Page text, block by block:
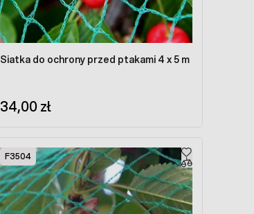
Siatka do ochrony przed ptakami 4 x 5 m
34,00 zł
F3504